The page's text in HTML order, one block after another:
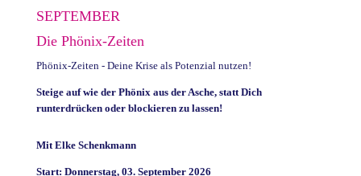
SEPTEMBER
Die Phönix-Zeiten
Phönix-Zeiten - Deine Krise als Potenzial nutzen!
Steige auf wie der Phönix aus der Asche, statt Dich
runterdrücken oder blockieren zu lassen!
Mit Elke Schenkmann
Start: Donnerstag, 03. September 2026